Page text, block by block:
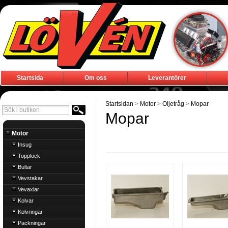
Startsida Om oss Leverantörer
Motor
Insug
Topplock
Bultar
Vevstakar
Vevaxlar
Kolvar
Kolvringar
Packningar
Startsidan > Motor > Oljetråg > Mopar
Mopar